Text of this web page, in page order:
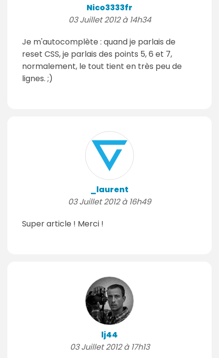
Nico3333fr
03 Juillet 2012 à 14h34
Je m'autocomplète : quand je parlais de
reset CSS, je parlais des points 5, 6 et 7,
normalement, le tout tient en très peu de
lignes. ;)
_laurent
03 Juillet 2012 à 16h49
Super article ! Merci !
lj44
03 Juillet 2012 à 17h13